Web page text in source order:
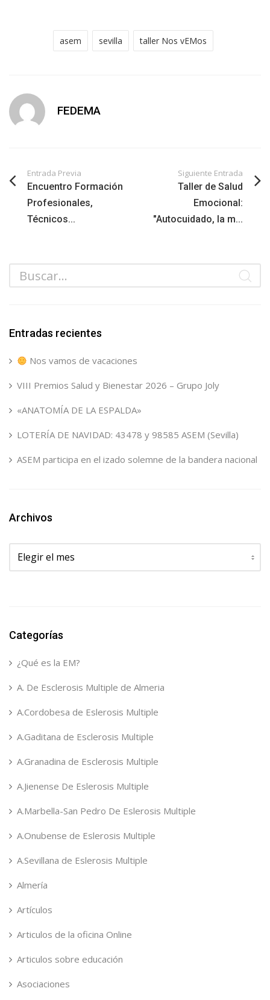
asem sevilla taller Nos vEMos
FEDEMA
Entrada Previa
Encuentro Formación
Profesionales,
Técnicos...
Siguiente Entrada
Taller de Salud
Emocional:
"Autocuidado, la m...
Entradas recientes
Nos vamos de vacaciones
VIII Premios Salud y Bienestar 2026 – Grupo Joly
«ANATOMÍA DE LA ESPALDA»
LOTERÍA DE NAVIDAD: 43478 y 98585 ASEM (Sevilla)
ASEM participa en el izado solemne de la bandera nacional
Archivos
Archivos
Categorías
¿Qué es la EM?
A. De Esclerosis Multiple de Almeria
A.Cordobesa de Eslerosis Multiple
A.Gaditana de Esclerosis Multiple
A.Granadina de Esclerosis Multiple
A.Jienense De Eslerosis Multiple
A.Marbella-San Pedro De Eslerosis Multiple
A.Onubense de Eslerosis Multiple
A.Sevillana de Eslerosis Multiple
Almería
Artículos
Articulos de la oficina Online
Articulos sobre educación
Asociaciones